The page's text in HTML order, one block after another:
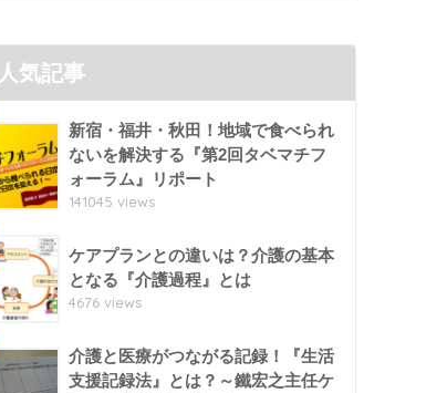
人気記事
新宿・福井・秋田！地域で食べられ
ないを解決する『第2回タベマチフ
ォーラム』リポート
141045 views
ケアプランとの違いは？介護の基本
となる『介護過程』とは
4676 views
介護と医療がつながる記録！『生活
支援記録法』とは？～鐵宏之主任ケ